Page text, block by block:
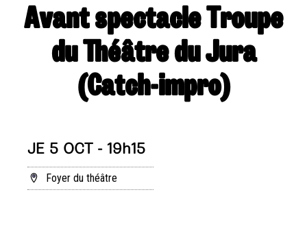
Avant spectacle Troupe
du Théâtre du Jura
(Catch-impro)
JE 5 OCT - 19h15
Foyer du théâtre